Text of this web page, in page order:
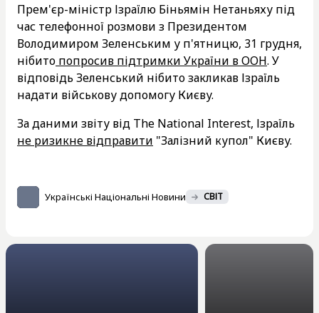
Прем'єр-міністр Ізраїлю Біньямін Нетаньяху під
час телефонної розмови з Президентом
Володимиром Зеленським у п'ятницю, 31 грудня,
нібито попросив підтримки України в ООН. У
відповідь Зеленський нібито закликав Ізраїль
надати військову допомогу Києву.
За даними звіту від The National Interest, Ізраїль
не ризикне відправити "Залізний купол" Києву.
Українські Національні Новини СВІТ